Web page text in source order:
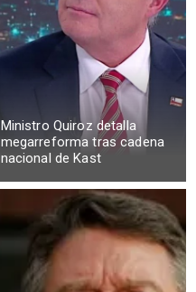
Ministro Quiroz detalla
megarreforma tras cadena
nacional de Kast